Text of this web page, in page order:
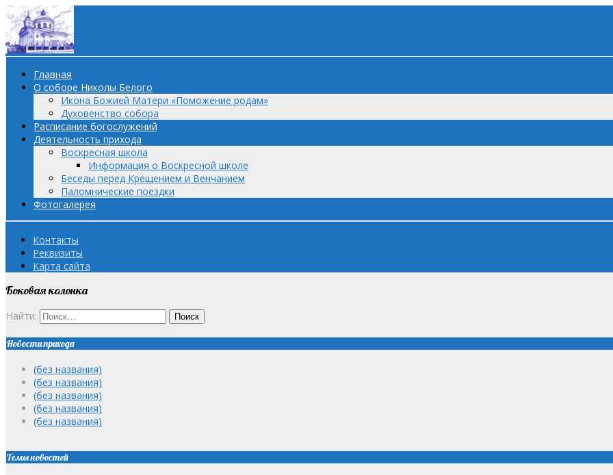
Главная
О соборе Николы Белого
Икона Божией Матери «Поможение родам»
Духовенство собора
Расписание богослужений
Деятельность прихода
Воскресная школа
Информация о Воскресной школе
Беседы перед Крещением и Венчанием
Паломнические поездки
Фотогалерея
Контакты
Реквизиты
Карта сайта
Боковая колонка
Найти:
Новости прихода
(без названия)
(без названия)
(без названия)
(без названия)
(без названия)
Темы новостей